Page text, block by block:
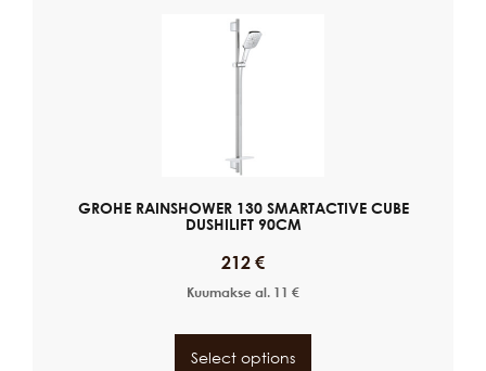
GROHE RAINSHOWER 130 SMARTACTIVE CUBE
DUSHILIFT 90CM
212 €
Kuumakse al. 11 €
Select options